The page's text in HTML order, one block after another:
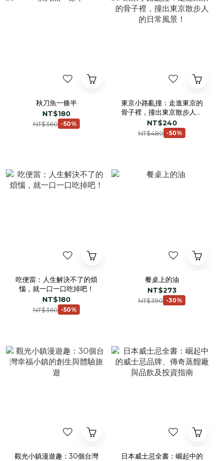
秋刀魚一條半
NT$180
NT$360 -50%
東京小路亂撞：走進東京的
骨子裡，撞出東京散步人的
日常風景！
NT$240
NT$480 -50%
吃便當：人生解決不了的煩
惱，就一口一口吃掉吧！
NT$180
NT$360 -50%
餐桌上的油
NT$273
NT$390 -30%
觀光小鎮漫遊趣：30個台灣 日本威士忌全書：崛起中的